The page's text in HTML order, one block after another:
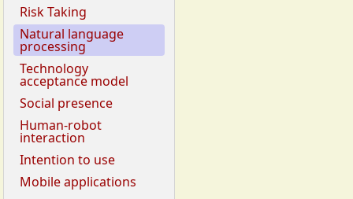
Risk Taking
Natural language
processing
Technology
acceptance model
Social presence
Human-robot
interaction
Intention to use
Mobile applications